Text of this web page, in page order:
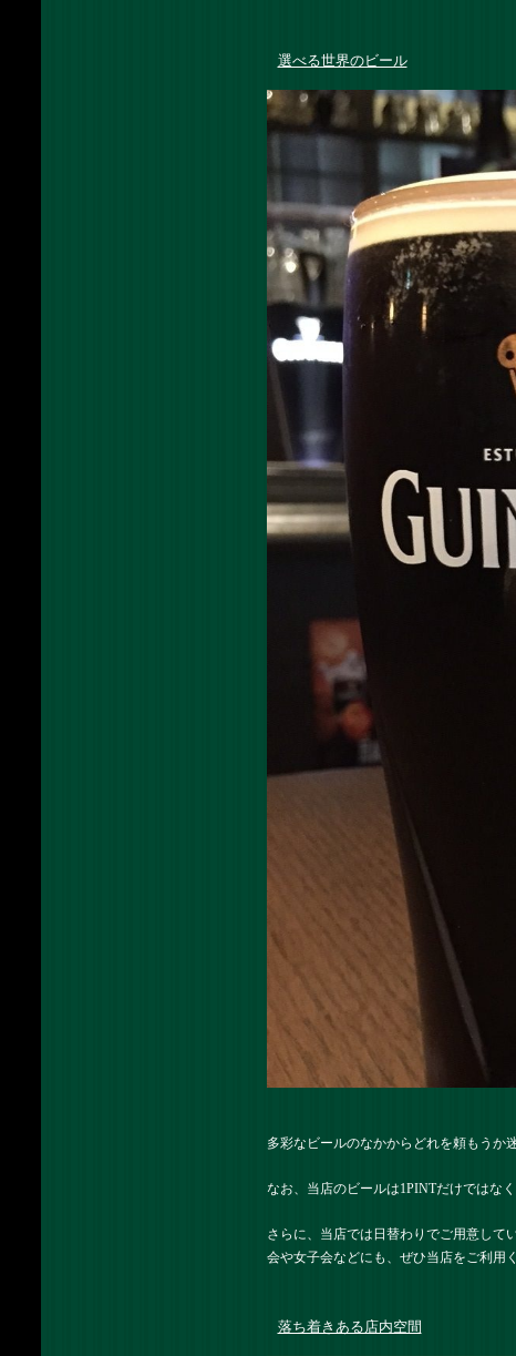
選べる世界のビール
多彩なビールのなかからどれを頼もうか
なお、当店のビールは1PINTだけではな
さらに、当店では日替わりでご用意して
会や女子会などにも、ぜひ当店をご利用
落ち着きある店内空間